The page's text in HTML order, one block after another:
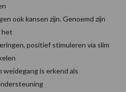
ook kansen zijn. Genoemd zijn
het
positief stimuleren via slim
weidegang is erkend als